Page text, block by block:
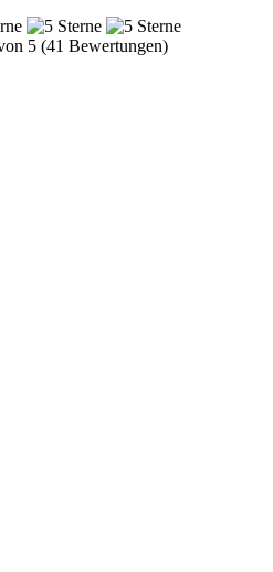
5 (41 Bewertungen)